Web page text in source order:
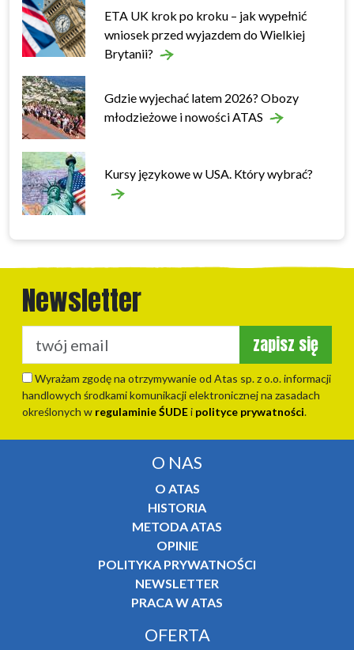
ETA UK krok po kroku – jak wypełnić
wniosek przed wyjazdem do Wielkiej
Brytanii?
Gdzie wyjechać latem 2026? Obozy
młodzieżowe i nowości ATAS
Kursy językowe w USA. Który wybrać?
Newsletter
zapisz się
Wyrażam zgodę na otrzymywanie od Atas sp. z o.o. informacji
handlowych środkami komunikacji elektronicznej na zasadach
określonych w regulaminie ŚUDEi polityce prywatności.
O NAS
O ATAS
HISTORIA
METODA ATAS
OPINIE
POLITYKA PRYWATNOŚCI
NEWSLETTER
PRACA W ATAS
OFERTA